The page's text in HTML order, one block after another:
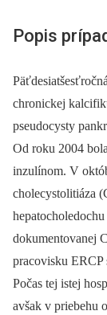
Popis
chronickej
pseudocysty
Od roku 2004
inzulínom. V
cholecystolitiáza
dokumentovanej
pracovisku ERCP
Počas tej istej
avšak v priebehu